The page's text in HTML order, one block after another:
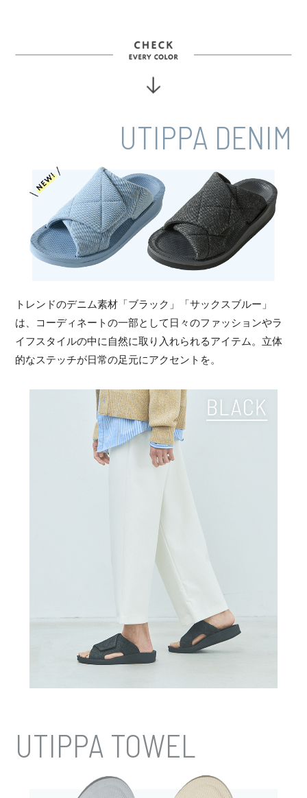
UTIPPA DENIM
トレンドのデニム素材「ブラック」「サックスブルー」
は、コーディネートの一部として日々のファッションやラ
イフスタイルの中に自然に取り入れられるアイテム。立体
的なステッチが日常の足元にアクセントを。
UTIPPA TOWEL